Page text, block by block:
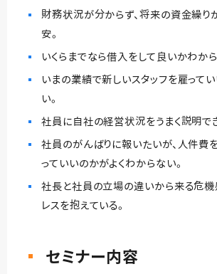
財務状況が分からず、将来の資金繰り
安。
いくらまでなら借入をして良いかわから
いまの業績で新しいスタッフを雇って
い。
社員に自社の経営状況をうまく説明で
社員のがんばりに報いたいが、人件費
っていいのかがよくわからない。
社長と社員の立場の違いから来る危機
レスを抱えている。
セミナー内容